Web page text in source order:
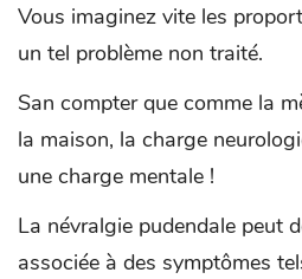
Vous imaginez vite les
un tel problème non traité.
San compter que comme la
la maison, la charge
une charge mentale !
La névralgie pudendale peut
associée à des symptômes